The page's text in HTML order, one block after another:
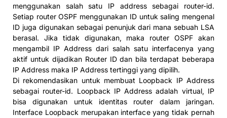
menggunakan salah satu IP address sebagai router-id.
Setiap router OSPF menggunakan ID untuk saling mengenal
ID juga digunakan sebagai penunjuk dari mana sebuah LSA
berasal. Jika tidak digunakan, maka router OSPF akan
mengambil IP Address dari salah satu interfacenya yang
aktif untuk dijadikan Router ID dan bila terdapat beberapa
IP Address maka IP Address tertinggi yang dipilih.
Di rekomendasikan untuk membuat Loopback IP Address
sebagai router-id. Loopback IP Address adalah virtual, IP
bisa digunakan untuk identitas router dalam jaringan.
Interface Loopback merupakan interface yang tidak pernah